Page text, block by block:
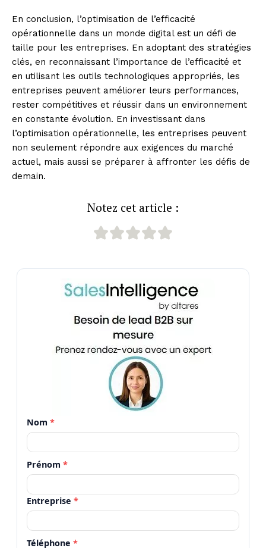
En conclusion, l’optimisation de l’efficacité
opérationnelle dans un monde digital est un défi de
taille pour les entreprises. En adoptant des stratégies
clés, en reconnaissant l’importance de l’efficacité et
en utilisant les outils technologiques appropriés, les
entreprises peuvent améliorer leurs performances,
rester compétitives et réussir dans un environnement
en constante évolution. En investissant dans
l’optimisation opérationnelle, les entreprises peuvent
non seulement répondre aux exigences du marché
actuel, mais aussi se préparer à affronter les défis de
demain.
Notez cet article :
Nom *
Prénom *
Entreprise *
Téléphone *